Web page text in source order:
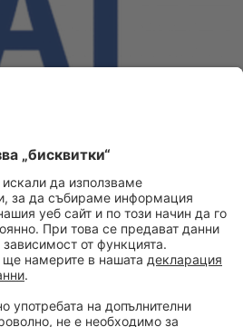
няма да има достъп до
проверка и профилактика на